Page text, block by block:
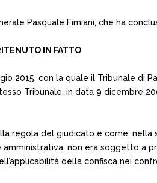
Pasquale Fimiani, che ha
IN FATTO
2015, con la quale il Tribunale di
Tribunale, in data 9 dicembre
regola del giudicato e come,
non era soggetto a
della confisca nei